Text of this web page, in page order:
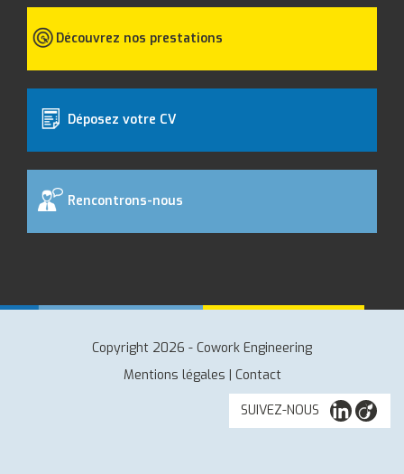
Découvrez nos prestations
Déposez votre CV
Rencontrons-nous
Copyright 2026 - Cowork Engineering
Mentions légales | Contact
SUIVEZ-NOUS